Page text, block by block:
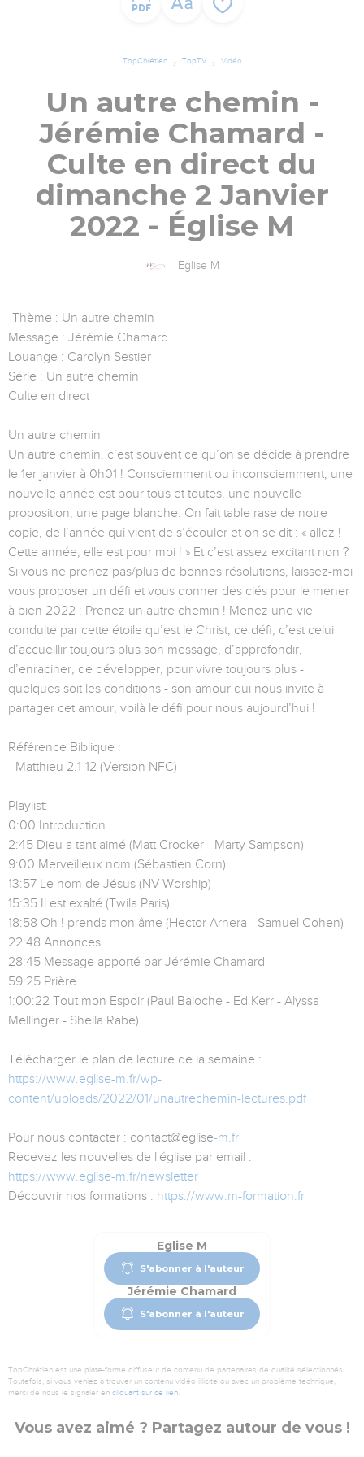
TopChrétien TopTV Vidéo
Un autre chemin -
Jérémie Chamard -
Culte en direct du
dimanche 2 Janvier
2022 - Église M
Eglise M
Thème : Un autre chemin
Message : Jérémie Chamard
Louange : Carolyn Sestier
Série : Un autre chemin
Culte en direct
Un autre chemin
Un autre chemin, c’est souvent ce qu’on se décide à prendre
le 1er janvier à 0h01 ! Consciemment ou inconsciemment, une
nouvelle année est pour tous et toutes, une nouvelle
proposition, une page blanche. On fait table rase de notre
copie, de l’année qui vient de s’écouler et on se dit : « allez !
Cette année, elle est pour moi ! » Et c’est assez excitant non ?
Si vous ne prenez pas/plus de bonnes résolutions, laissez-moi
vous proposer un défi et vous donner des clés pour le mener
à bien 2022 : Prenez un autre chemin ! Menez une vie
conduite par cette étoile qu’est le Christ, ce défi, c’est celui
d’accueillir toujours plus son message, d’approfondir,
d’enraciner, de développer, pour vivre toujours plus -
quelques soit les conditions - son amour qui nous invite à
partager cet amour, voilà le défi pour nous aujourd’hui !
Référence Biblique :
- Matthieu 2.1-12 (Version NFC)
Playlist:
0:00 Introduction
2:45 Dieu a tant aimé (Matt Crocker - Marty Sampson)
9:00 Merveilleux nom (Sébastien Corn)
13:57 Le nom de Jésus (NV Worship)
15:35 Il est exalté (Twila Paris)
18:58 Oh ! prends mon âme (Hector Arnera - Samuel Cohen)
22:48 Annonces
28:45 Message apporté par Jérémie Chamard
59:25 Prière
1:00:22 Tout mon Espoir (Paul Baloche - Ed Kerr - Alyssa
Mellinger - Sheila Rabe)
Télécharger le plan de lecture de la semaine :
https://www.eglise-m.fr/wp-
content/uploads/2022/01/unautrechemin-lectures.pdf
Pour nous contacter : contact@eglise-m.fr
Recevez les nouvelles de l'église par email :
https://www.eglise-m.fr/newsletter
Découvrir nos formations : https://www.m-formation.fr
Eglise M
S'abonner à l'auteur
Jérémie Chamard
S'abonner à l'auteur
TopChrétien est une plate-forme diffuseur de contenu de partenaires de qualité sélectionnés.
Toutefois, si vous veniez à trouver un contenu vidéo illicite ou avec un problème technique,
merci de nous le signaler en cliquant sur ce lien.
Vous avez aimé ? Partagez autour de vous !